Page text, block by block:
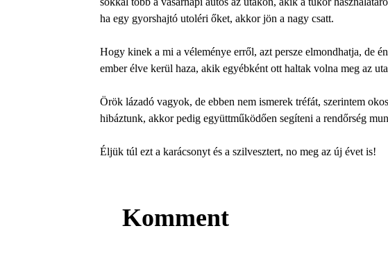
ha egy gyorshajtó utoléri őket, akkor jön a nagy csatt.
Hogy kinek a mi a véleménye erről, azt persze elmondhatja, de
ember élve kerül haza, akik egyébként ott haltak volna meg az
Örök lázadó vagyok, de ebben nem ismerek tréfát, szerintem
hibáztunk, akkor pedig együttműködően segíteni a rendőrség
Éljük túl ezt a karácsonyt és a szilvesztert, no meg az új évet is!
Komment